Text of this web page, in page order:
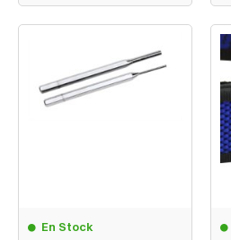
En Stock